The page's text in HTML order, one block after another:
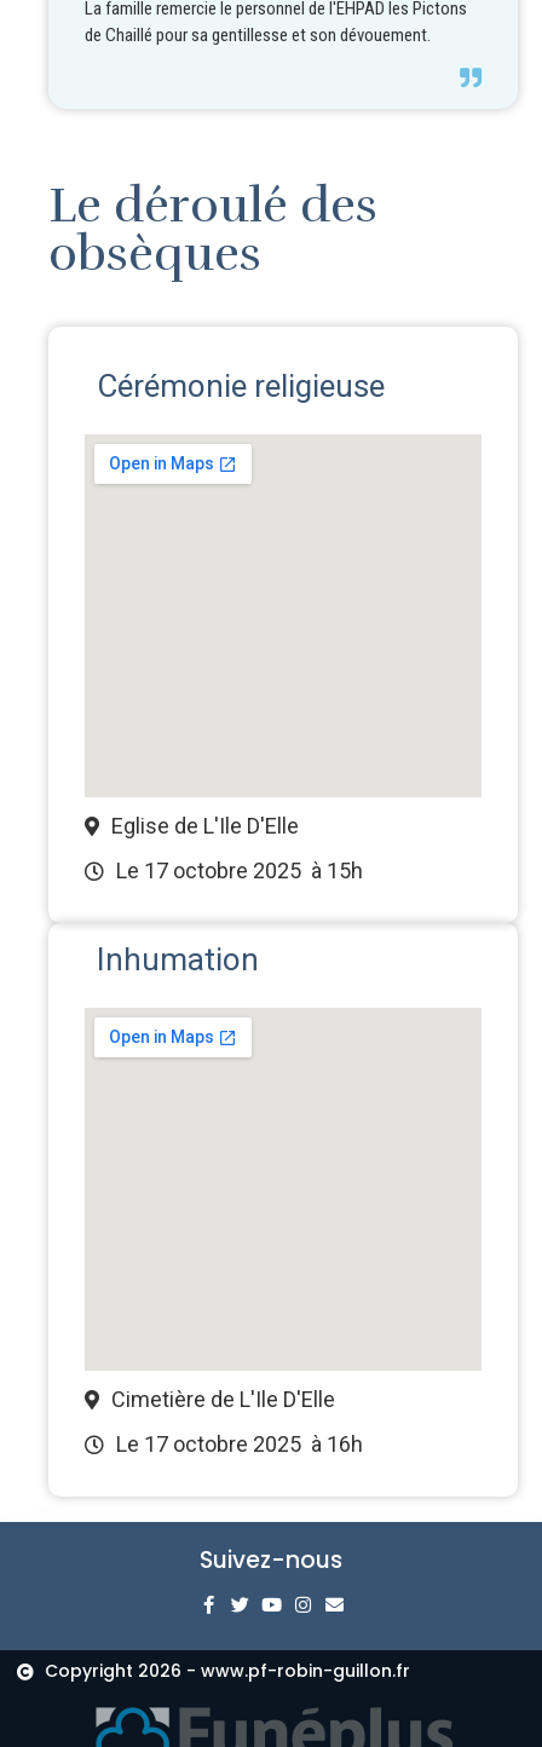
La famille remercie le personnel de l'EHPAD les Pictons
de Chaillé pour sa gentillesse et son dévouement.
Le déroulé des
obsèques
Cérémonie religieuse
Eglise de L'Ile D'Elle
Le 17 octobre 2025 à 15h
Inhumation
Cimetière de L'Ile D'Elle
Le 17 octobre 2025 à 16h
Suivez-nous
Copyright 2026 - www.pf-robin-guillon.fr